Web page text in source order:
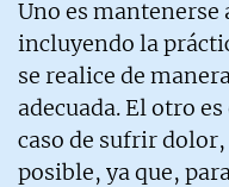
Uno es
incluyendo la
se realice de
adecuada. El otro
caso de sufrir
posible, ya que,